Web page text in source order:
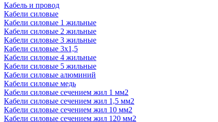
Кабель и провод
Кабели силовые
Кабели силовые 1 жильные
Кабели силовые 2 жильные
Кабели силовые 3 жильные
Кабели силовые 3х1,5
Кабели силовые 4 жильные
Кабели силовые 5 жильные
Кабели силовые алюминий
Кабели силовые медь
Кабели силовые сечением жил 1 мм2
Кабели силовые сечением жил 1,5 мм2
Кабели силовые сечением жил 10 мм2
Кабели силовые сечением жил 120 мм2